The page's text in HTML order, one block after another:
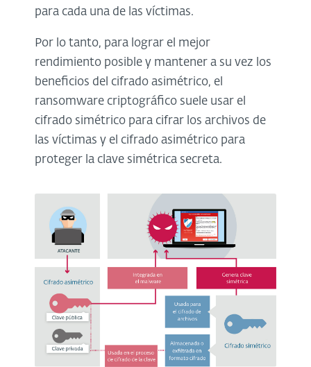
para cada una de las víctimas.
Por lo tanto, para lograr el mejor
rendimiento posible y mantener a su vez los
beneficios del cifrado asimétrico, el
ransomware criptográfico suele usar el
cifrado simétrico para cifrar los archivos de
las víctimas y el cifrado asimétrico para
proteger la clave simétrica secreta.